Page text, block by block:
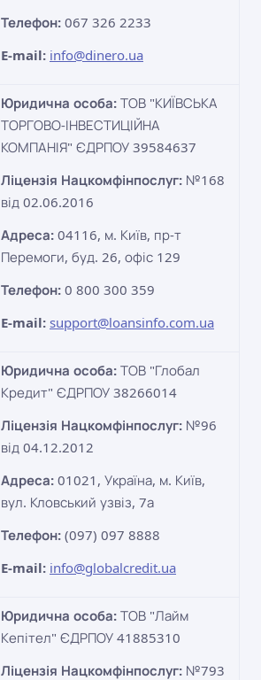
Телефон: 067 326 2233
E-mail: info@dinero.ua
Юридична особа: ТОВ "КИЇВСЬКА
ТОРГОВО-ІНВЕСТИЦІЙНА
КОМПАНІЯ" ЄДРПОУ 39584637
Ліцензія Нацкомфінпослуг: №168
від 02.06.2016
Адреса: 04116, м. Київ, пр-т
Перемоги, буд. 26, офіс 129
Телефон: 0 800 300 359
E-mail: support@loansinfo.com.ua
Юридична особа: ТОВ "Глобал
Кредит" ЄДРПОУ 38266014
Ліцензія Нацкомфінпослуг: №96
від 04.12.2012
Адреса: 01021, Україна, м. Київ,
вул. Кловський узвіз, 7а
Телефон: (097) 097 8888
E-mail: info@globalcredit.ua
Юридична особа: ТОВ "Лайм
Кепітел" ЄДРПОУ 41885310
Ліцензія Нацкомфінпослуг: №793